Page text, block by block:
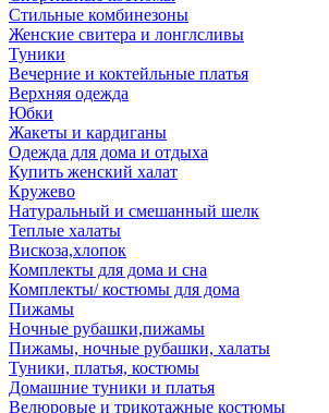
Стильные комбинезоны
Женские свитера и лонглсливы
Туники
Вечерние и коктейльные платья
Верхняя одежда
Юбки
Жакеты и кардиганы
Одежда для дома и отдыха
Купить женский халат
Кружево
Натуральный и смешанный шелк
Теплые халаты
Вискоза,хлопок
Комплекты для дома и сна
Комплекты/ костюмы для дома
Пижамы
Ночные рубашки,пижамы
Пижамы, ночные рубашки, халаты
Туники, платья, костюмы
Домашние туники и платья
Велюровые и трикотажные костюмы